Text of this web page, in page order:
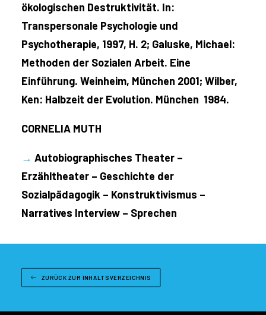
ökologischen Destruktivität. In:
Transpersonale Psychologie und
Psychotherapie, 1997, H. 2; Galuske, Michael:
Methoden der Sozialen Arbeit. Eine
Einführung. Weinheim, München 2001; Wilber,
Ken: Halbzeit der Evolution. München 1984.
CORNELIA MUTH
→ Autobiographisches Theater –
Erzähltheater – Geschichte der
Sozialpädagogik – Konstruktivismus –
Narratives Interview – Sprechen
ZURÜCK ZUM INHALTSVERZEICHNIS